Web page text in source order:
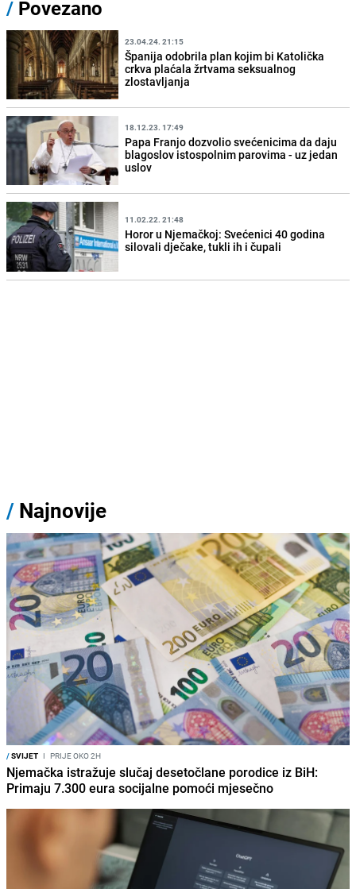
/ Povezano
23.04.24. 21:15
Španija odobrila plan kojim bi Katolička
crkva plaćala žrtvama seksualnog
zlostavljanja
18.12.23. 17:49
Papa Franjo dozvolio svećenicima da daju
blagoslov istospolnim parovima - uz jedan
uslov
11.02.22. 21:48
Horor u Njemačkoj: Svećenici 40 godina
silovali dječake, tukli ih i čupali
/ Najnovije
/SVIJET I PRIJE OKO 2H
Njemačka istražuje slučaj desetočlane porodice iz BiH:
Primaju 7.300 eura socijalne pomoći mjesečno